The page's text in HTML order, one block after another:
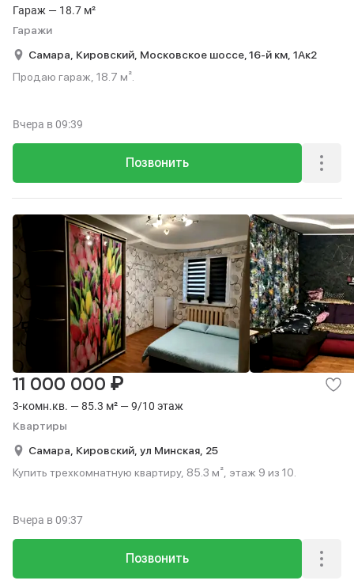
Гараж — 18.7 м²
Гаражи
Самара, Кировский, Московское шоссе, 16-й км, 1Ак2
Продаю гараж, 18.7 м².
Позвонить
Вчера в 09:39
3-комн.кв. — 85.3 м² — 9/10 этаж
Квартиры
11 000 000 ₽
Самара, Кировский, ул Минская, 25
Купить трехкомнатную квартиру, 85.3 м², этаж 9 из 10.
Позвонить
Вчера в 09:37